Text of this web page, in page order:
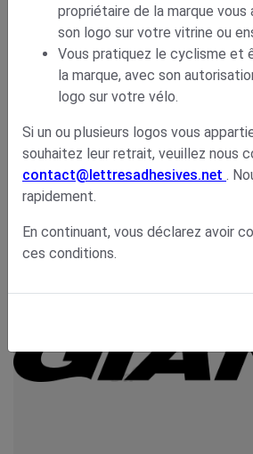
Sticker vélo Giant
propriétaire de la marque vous
son logo sur votre vitrine ou
Vous pratiquez le cyclisme et
la marque, avec son
logo sur votre vélo.
Si un ou plusieurs logos vous
souhaitez leur retrait, veuillez nous
contact@lettresadhesives.net .
rapidement.
En continuant, vous déclarez avoir
ces conditions.